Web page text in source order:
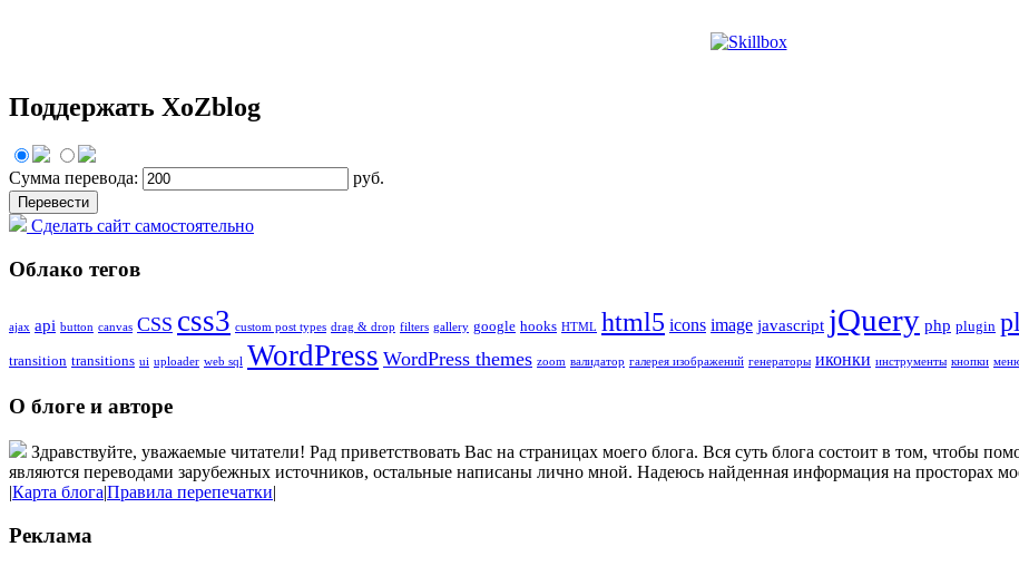
Поддержать XoZblog
Сумма перевода: руб.
Сделать сайт самостоятельно
Облако тегов
ajax api button canvas CSS css3 custom post types drag & drop filters gallery google hooks HTML html5 icons image javascript jQuery php plugin
transition transitions ui uploader web sql WordPress WordPress themes zoom валидатор галерея изображений генераторы иконки инструменты кнопки
О блоге и авторе
Здравствуйте, уважаемые читатели! Рад приветствовать Вас на страницах моего блога. Вся суть блога состоит в том, чтобы
являются переводами зарубежных источников, остальные написаны лично мной. Надеюсь найденная информация на просторах
|Карта блога|Правила перепечатки|
Реклама